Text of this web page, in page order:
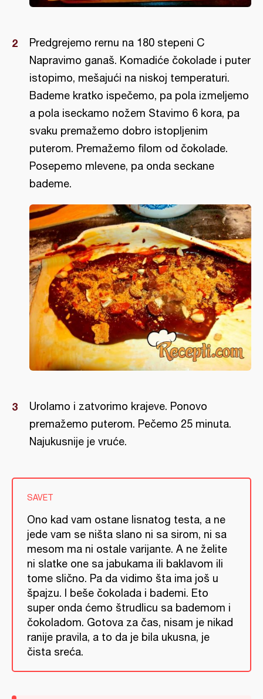
Predgrejemo rernu na 180 stepeni C
Napravimo ganaš. Komadiće čokolade i puter
istopimo, mešajući na niskoj temperaturi.
Bademe kratko ispečemo, pa pola izmeljemo
a pola iseckamo nožem Stavimo 6 kora, pa
svaku premažemo dobro istopljenim
puterom. Premažemo filom od čokolade.
Posepemo mlevene, pa onda seckane
bademe.
Urolamo i zatvorimo krajeve. Ponovo
premažemo puterom. Pečemo 25 minuta.
Najukusnije je vruće.
SAVET
Ono kad vam ostane lisnatog testa, a ne
jede vam se ništa slano ni sa sirom, ni sa
mesom ma ni ostale varijante. A ne želite
ni slatke one sa jabukama ili baklavom ili
tome slično. Pa da vidimo šta ima još u
špajzu. I beše čokolada i bademi. Eto
super onda ćemo štrudlicu sa bademom i
čokoladom. Gotova za čas, nisam je nikad
ranije pravila, a to da je bila ukusna, je
čista sreća.